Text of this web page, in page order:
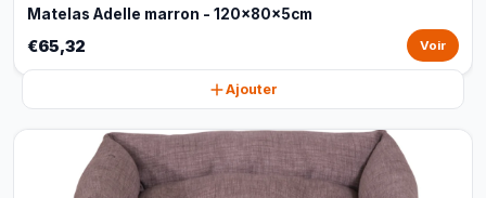
Matelas Adelle marron - 120x80x5cm
€65,32 Voir
Ajouter